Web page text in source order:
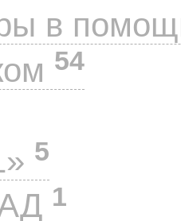
в
54
5
1